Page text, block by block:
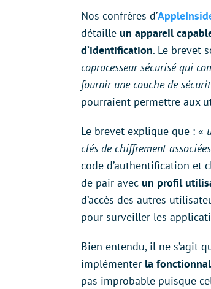
Nos confrères d’
détaille un appareil
d’identification. Le brevet
coprocesseur sécurisé qui
fournir une couche de
pourraient permettre aux
Le brevet explique que : «
clés de chiffrement associées
code d’authentification et
de pair avec un profil
d’accès des autres
pour surveiller les
Bien entendu, il ne s’agit
implémenter la
pas improbable puisque